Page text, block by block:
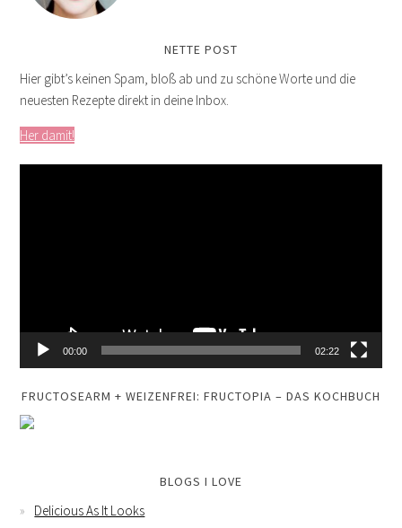
NETTE POST
Hier gibt’s keinen Spam, bloß ab und zu schöne Worte und die
neuesten Rezepte direkt in deine Inbox.
Her damit!
00:00 02:22
FRUCTOSEARM + WEIZENFREI: FRUCTOPIA – DAS KOCHBUCH
BLOGS I LOVE
Delicious As It Looks